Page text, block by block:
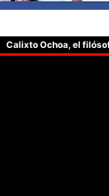
Calixto Ochoa, el